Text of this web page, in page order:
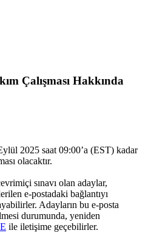
Çalışması Hakkında
2025 saat 09:00’a (EST) kadar
olacaktır.
sınavı olan adaylar,
e-postadaki bağlantıyı
Adayların bu e-posta
durumunda, yeniden
ile iletişime geçebilirler.